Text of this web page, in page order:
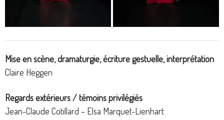
Mise en scène, dramaturgie, écriture gestuelle, interprétation
Claire Heggen
Regards extérieurs / témoins privilégiés
Jean-Claude Cotillard – Elsa Marquet-Lienhart